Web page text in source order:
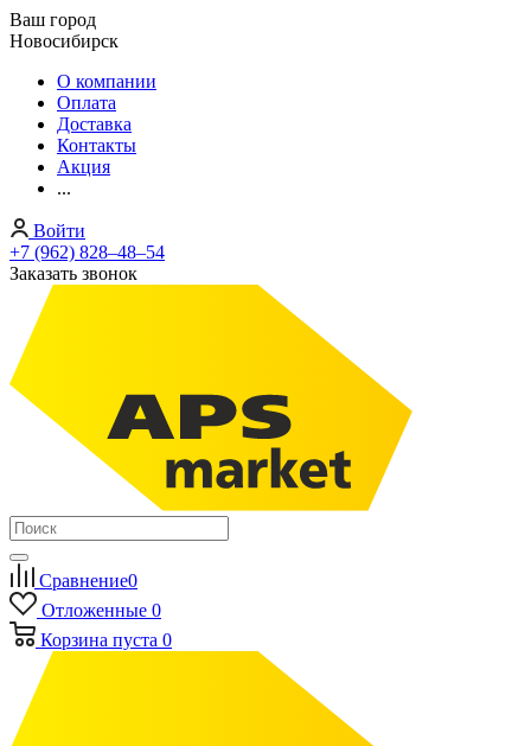
Ваш город
Новосибирск
О компании
Оплата
Доставка
Контакты
Акция
...
Войти
+7 (962) 828‒48‒54
Заказать звонок
Сравнение0
Отложенные 0
Корзина пуста 0